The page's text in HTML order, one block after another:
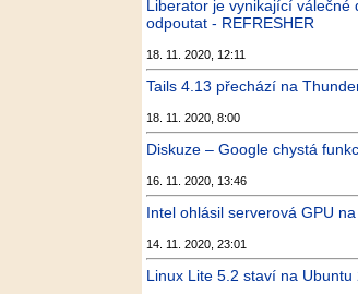
Liberator je vynikající
odpoutat - REFRESHER
18. 11. 2020, 12:11
Tails 4.13 přechází na
18. 11. 2020, 8:00
Diskuze – Google chystá
16. 11. 2020, 13:46
Intel ohlásil serverová GPU
14. 11. 2020, 23:01
Linux Lite 5.2 staví na